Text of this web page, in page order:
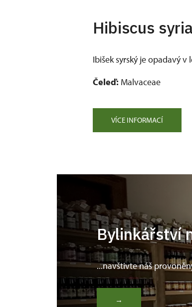
Hibiscus
Ibišek syrský je opadavý
Čeleď: Malvaceae
VÍCE INFORMACÍ
Bylinkářství
...navštivte náš
→